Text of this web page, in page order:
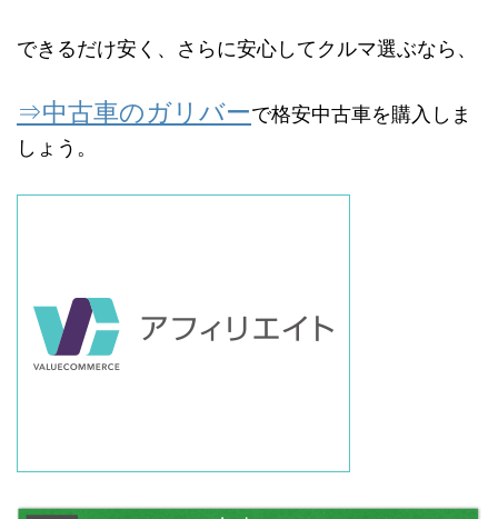
できるだけ安く、さらに安心してクルマ選ぶなら、
⇒中古車のガリバーで格安中古車を購入しま
しょう。